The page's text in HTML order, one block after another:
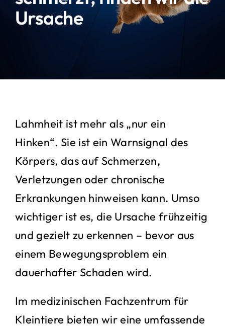
Kontakt
Ursache
Lahmheit ist mehr als „nur ein
Hinken“. Sie ist ein Warnsignal des
Körpers, das auf Schmerzen,
Verletzungen oder chronische
Erkrankungen hinweisen kann. Umso
wichtiger ist es, die Ursache frühzeitig
und gezielt zu erkennen – bevor aus
einem Bewegungsproblem ein
dauerhafter Schaden wird.
Im medizinischen Fachzentrum für
Kleintiere bieten wir eine umfassende